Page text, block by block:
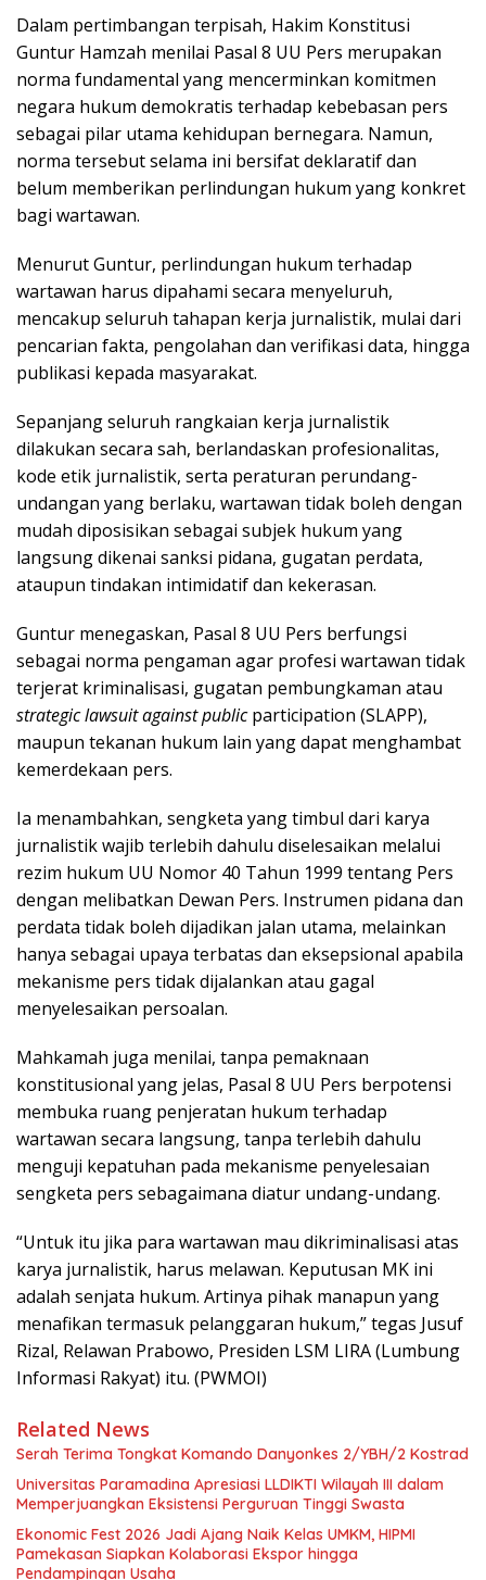
Dalam pertimbangan terpisah, Hakim Konstitusi
Guntur Hamzah menilai Pasal 8 UU Pers merupakan
norma fundamental yang mencerminkan komitmen
negara hukum demokratis terhadap kebebasan pers
sebagai pilar utama kehidupan bernegara. Namun,
norma tersebut selama ini bersifat deklaratif dan
belum memberikan perlindungan hukum yang konkret
bagi wartawan.
Menurut Guntur, perlindungan hukum terhadap
wartawan harus dipahami secara menyeluruh,
mencakup seluruh tahapan kerja jurnalistik, mulai dari
pencarian fakta, pengolahan dan verifikasi data, hingga
publikasi kepada masyarakat.
Sepanjang seluruh rangkaian kerja jurnalistik
dilakukan secara sah, berlandaskan profesionalitas,
kode etik jurnalistik, serta peraturan perundang-
undangan yang berlaku, wartawan tidak boleh dengan
mudah diposisikan sebagai subjek hukum yang
langsung dikenai sanksi pidana, gugatan perdata,
ataupun tindakan intimidatif dan kekerasan.
Guntur menegaskan, Pasal 8 UU Pers berfungsi
sebagai norma pengaman agar profesi wartawan tidak
terjerat kriminalisasi, gugatan pembungkaman atau
strategic lawsuit against publicparticipation (SLAPP),
maupun tekanan hukum lain yang dapat menghambat
kemerdekaan pers.
Ia menambahkan, sengketa yang timbul dari karya
jurnalistik wajib terlebih dahulu diselesaikan melalui
rezim hukum UU Nomor 40 Tahun 1999 tentang Pers
dengan melibatkan Dewan Pers. Instrumen pidana dan
perdata tidak boleh dijadikan jalan utama, melainkan
hanya sebagai upaya terbatas dan eksepsional apabila
mekanisme pers tidak dijalankan atau gagal
menyelesaikan persoalan.
Mahkamah juga menilai, tanpa pemaknaan
konstitusional yang jelas, Pasal 8 UU Pers berpotensi
membuka ruang penjeratan hukum terhadap
wartawan secara langsung, tanpa terlebih dahulu
menguji kepatuhan pada mekanisme penyelesaian
sengketa pers sebagaimana diatur undang-undang.
“Untuk itu jika para wartawan mau dikriminalisasi atas
karya jurnalistik, harus melawan. Keputusan MK ini
adalah senjata hukum. Artinya pihak manapun yang
menafikan termasuk pelanggaran hukum,” tegas Jusuf
Rizal, Relawan Prabowo, Presiden LSM LIRA (Lumbung
Informasi Rakyat) itu. (PWMOI)
Related News
Serah Terima Tongkat Komando Danyonkes 2/YBH/2 Kostrad
Universitas Paramadina Apresiasi LLDIKTI Wilayah III dalam
Memperjuangkan Eksistensi Perguruan Tinggi Swasta
Ekonomic Fest 2026 Jadi Ajang Naik Kelas UMKM, HIPMI
Pamekasan Siapkan Kolaborasi Ekspor hingga
Pendampingan Usaha